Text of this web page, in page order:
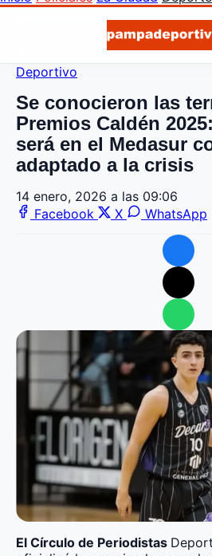
Deportivo
Se conocieron las
Premios Caldén
será en el Medasur
adaptado a la crisis
14 enero, 2026 a las 09:06
Facebook
X WhatsApp
El Círculo de Periodistas